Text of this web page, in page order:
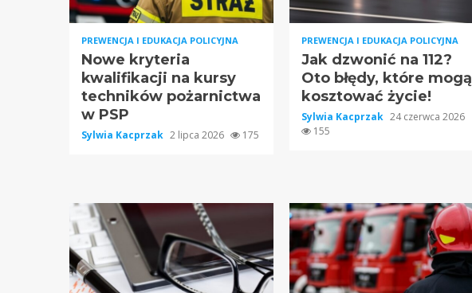
PREWENCJA I EDUKACJA POLICYJNA
Nowe kryteria
kwalifikacji na kursy
techników pożarnictwa
w PSP
Sylwia Kacprzak 2 lipca 2026 175
PREWENCJA I EDUKACJA POLICYJNA
Jak dzwonić na 112?
Oto błędy, które mogą
kosztować życie!
Sylwia Kacprzak 24 czerwca 2026
155